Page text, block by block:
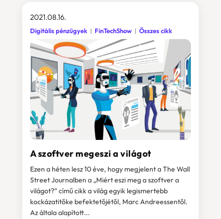
A szoftver megeszi a világot
2021.08.16.
Digitális pénzügyek FinTechShow Összes cikk
Ezen a héten lesz 10 éve, hogy megjelent a The Wall
Street Journalben a „Miért eszi meg a szoftver a
világot?” című cikk a világ egyik legismertebb
kockázatitőke befektetőjétől, Marc Andreessentől.
Az általa alapított...